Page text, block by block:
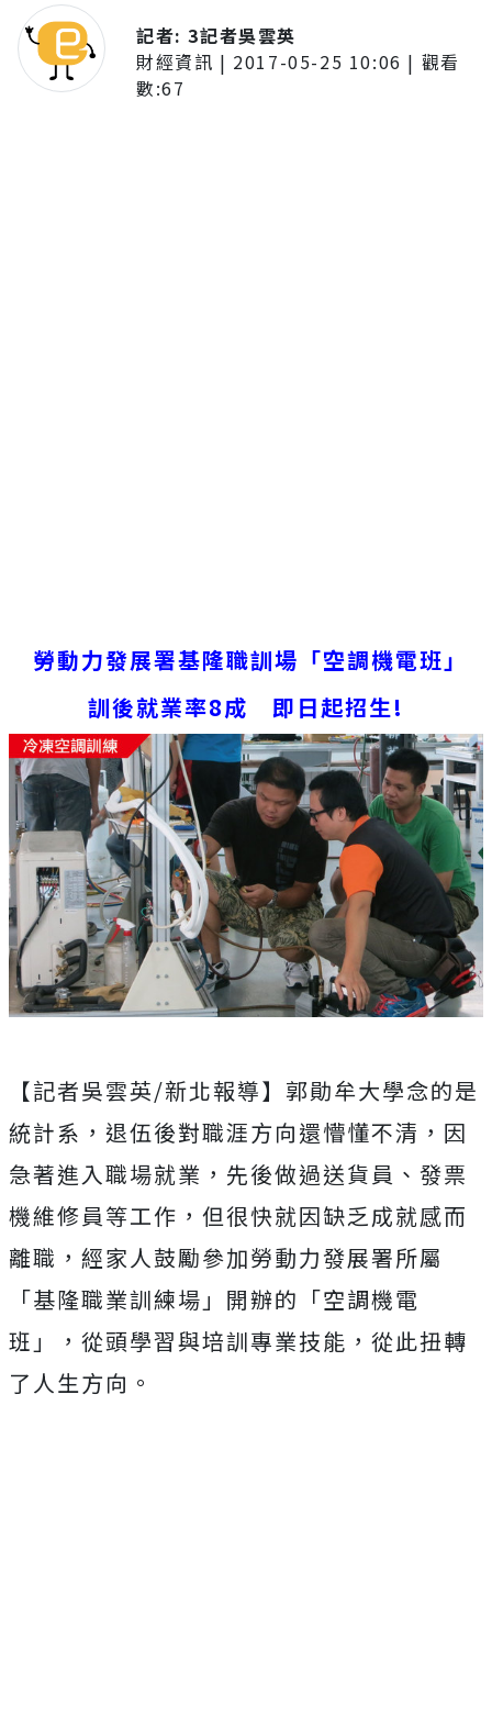
記者:3記者吳雲英
財經資訊 | 2017-05-25 10:06 | 觀看
數:67
勞動力發展署基隆職訓場「空調機電班」
訓後就業率8成 即日起招生!
【記者吳雲英/新北報導】郭勛牟大學念的是
統計系，退伍後對職涯方向還懵懂不清，因
急著進入職場就業，先後做過送貨員、發票
機維修員等工作，但很快就因缺乏成就感而
離職，經家人鼓勵參加勞動力發展署所屬
「基隆職業訓練場」開辦的「空調機電
班」，從頭學習與培訓專業技能，從此扭轉
了人生方向。